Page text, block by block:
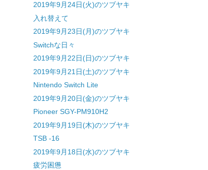
2019年9月24日(火)のツブヤキ
入れ替えて
2019年9月23日(月)のツブヤキ
Switchな日々
2019年9月22日(日)のツブヤキ
2019年9月21日(土)のツブヤキ
Nintendo Switch Lite
2019年9月20日(金)のツブヤキ
Pioneer SGY-PM910H2
2019年9月19日(木)のツブヤキ
TSB -16
2019年9月18日(水)のツブヤキ
疲労困憊